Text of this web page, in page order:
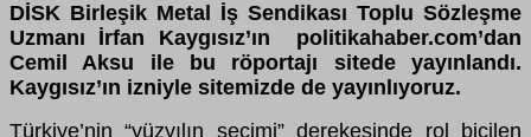
DİSK Birleşik Metal İş Sendikası Toplu Sözleşme
Uzmanı İrfan Kaygısız’ın politikahaber.com’dan
Cemil Aksu ile bu röportajı sitede yayınlandı.
Kaygısız’ın izniyle sitemizde de yayınlıyoruz.
Türkiye’nin “yüzyılın seçimi” derekesinde rol biçilen